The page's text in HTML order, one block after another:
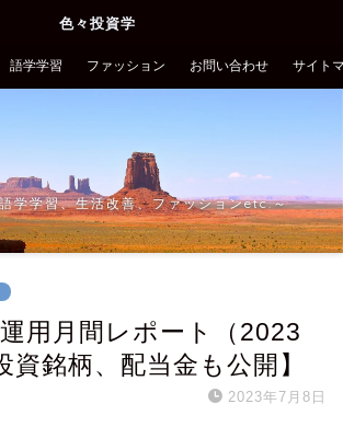
色々投資学
語学学習 ファッション お問い合わせ サイト
学学習、生活改善、ファッションetc.～
用月間レポート（2023
資銘柄、配当金も公開】
2023年7月8日